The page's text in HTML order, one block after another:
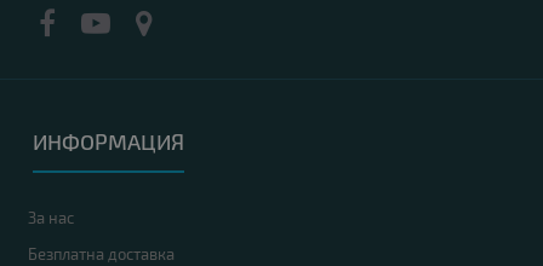
ИНФОРМАЦИЯ
За нас
Безплатна доставка